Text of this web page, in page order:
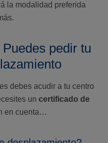
la modalidad preferida
pedir tu
debes acudir a tu centro
un certificado de
en cuenta…